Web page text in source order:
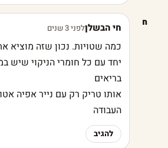
ח חי הבשלןלפני 3 שנים
כמה שטויות. נכון שזה מוציא
יחד עם כל חומרי הניקוי שיש
בריאים
אותו טריק רק עם נייר אפיה
העבודה
להגיב